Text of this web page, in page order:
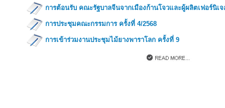
การต้อนรับ คณะรัฐบาลจีนจากเมืองก้านโจวและผู้ผลิตเฟอร์นิเ
การประชุมคณะกรรมการ ครั้งที่ 4/2568
การเข้าร่วมงานประชุมไม้ยางพาราโลก ครั้งที่ 9